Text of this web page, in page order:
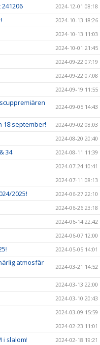
2024-12-01 08:18
2024-10-13 18:26
2024-10-13 11:03
2024-10-01 21:45
2024-09-22 07:19
2024-09-22 07:08
2024-09-19 11:55
2024-09-05 14:43
18 september! 2024-09-02 08:03
2024-08-20 20:40
34 2024-08-11 11:39
2024-07-24 10:41
2024-07-11 08:13
2025! 2024-06-27 22:10
2024-06-26 23:18
2024-06-14 22:42
2024-06-07 12:00
2024-05-05 14:01
atmosfär
2024-03-21 14:52
2024-03-13 22:00
2024-03-10 20:43
2024-03-09 15:59
2024-02-23 11:01
i slalom! 2024-02-18 19:21